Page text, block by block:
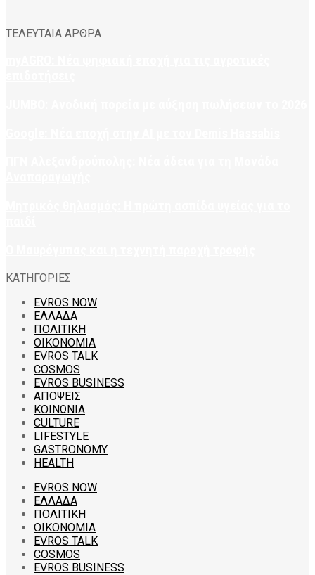
ΤΕΛΕΥΤΑΙΑ ΑΡΘΡΑ
ΚΑΤΗΓΟΡΙΕΣ
EVROS NOW
ΕΛΛΑΔΑ
ΠΟΛΙΤΙΚΗ
ΟΙΚΟΝΟΜΙΑ
EVROS TALK
COSMOS
EVROS BUSINESS
ΑΠΟΨΕΙΣ
ΚΟΙΝΩΝΙΑ
CULTURE
LIFESTYLE
GASTRONOMY
HEALTH
EVROS NOW
ΕΛΛΑΔΑ
ΠΟΛΙΤΙΚΗ
ΟΙΚΟΝΟΜΙΑ
EVROS TALK
COSMOS
EVROS BUSINESS